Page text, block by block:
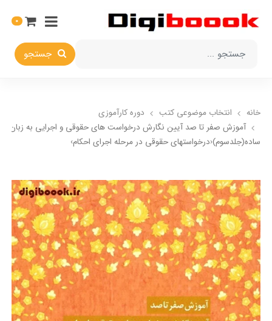
جستجو
0
خانه انتخاب​ موضوعي​ کتب
دوره کارآموزی
آموزش صفر تا صد آیین نگارش درخواست های حقوقی و اجرایی به زبان
ساده(جلدسوم)‹درخواستهای حقوقی در مرحله اجرای احکام›